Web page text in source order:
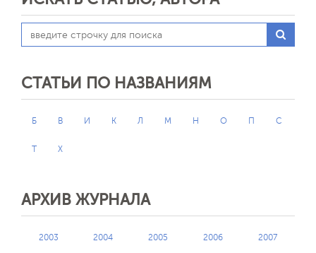
СТАТЬИ ПО НАЗВАНИЯМ
Б В И К Л М Н О П С
Т Х
АРХИВ ЖУРНАЛА
2003 2004 2005 2006 2007